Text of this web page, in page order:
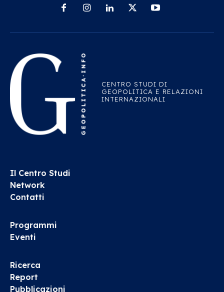
CENTRO STUDI DI
GEOPOLITICA E RELAZIONI
INTERNAZIONALI
Il Centro Studi
Network
Contatti
Programmi
Eventi
Ricerca
Report
Pubblicazioni